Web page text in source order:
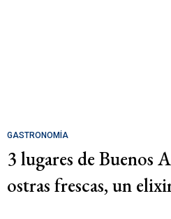
GASTRONOMÍA
3 lugares de Buenos
ostras frescas, un